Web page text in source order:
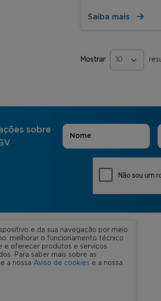
Saiba mais
Mostrar
Páginas
sobre
Nome
A FGV
Nossas Unidades
e da sua navegação por meio
melhorar o funcionamento técnico
e oferecer produtos e serviços
Para saber mais sobre as
a nossa Aviso de cookies e a nossa